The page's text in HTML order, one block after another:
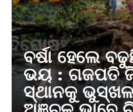
ବର୍ଷା ହେଲେ
ଭୟ : ଗଜପତି
ସ୍ଥାନକୁ